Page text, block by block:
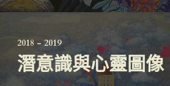
2018 - 2019
潛意識與心靈圖像